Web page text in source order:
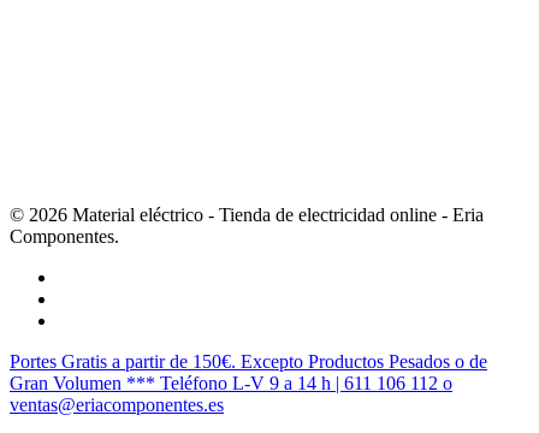
© 2026 Material eléctrico - Tienda de electricidad online - Eria
Componentes.
Cerrar
Menú
Portes Gratis a partir de 150€. Excepto Productos Pesados o de
Gran Volumen *** Teléfono L-V 9 a 14 h | 611 106 112 o
ventas@eriacomponentes.es